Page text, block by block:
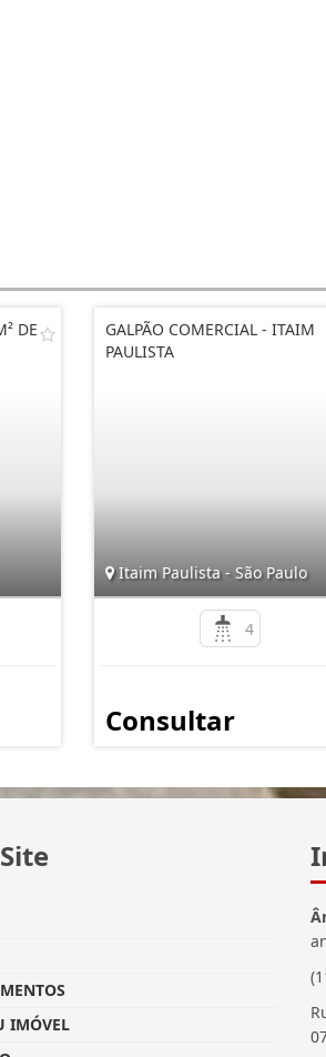
DE
GALPÃO COMERCIAL - ITAIM
PAULISTA
Itaim Paulista - São Paulo
4
Consultar
IMÓVEL